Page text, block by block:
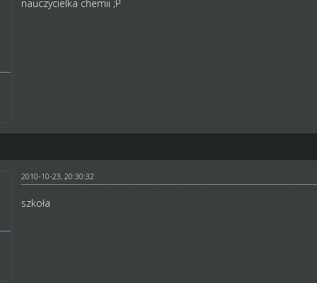
nauczycielka chemii ;P
2010-10-23, 20:30:32
szkoła